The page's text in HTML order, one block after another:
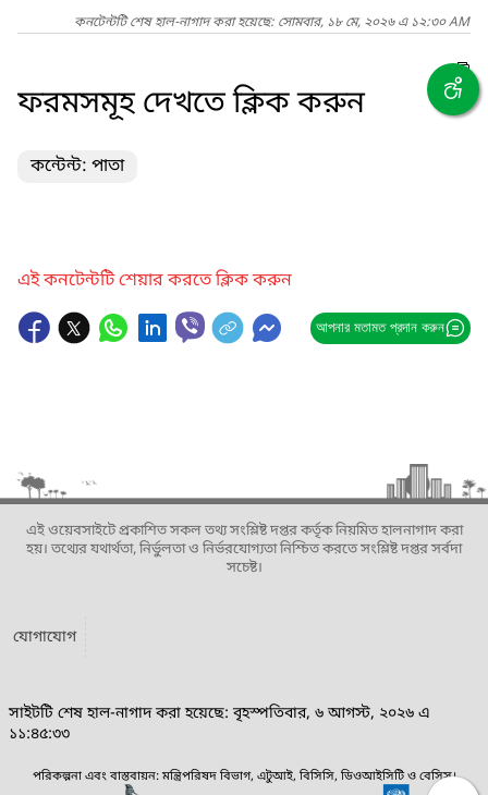
কনটেন্টটি শেষ হাল-নাগাদ করা হয়েছে: সোমবার, ১৮ মে, ২০২৬ এ ১২:৩০ AM
ফরমসমূহ দেখতে ক্লিক করুন
কন্টেন্ট: পাতা
এই কনটেন্টটি শেয়ার করতে ক্লিক করুন
আপনার মতামত প্রদান করুন
এই ওয়েবসাইটে প্রকাশিত সকল তথ্য সংশ্লিষ্ট দপ্তর কর্তৃক নিয়মিত হালনাগাদ করা
হয়। তথ্যের যথার্থতা, নির্ভুলতা ও নির্ভরযোগ্যতা নিশ্চিত করতে সংশ্লিষ্ট দপ্তর সর্বদা
সচেষ্ট।
যোগাযোগ
সাইটটি শেষ হাল-নাগাদ করা হয়েছে: বৃহস্পতিবার, ৬ আগস্ট, ২০২৬ এ
১১:৪৫:৩৩
পরিকল্পনা এবং বাস্তবায়ন: মন্ত্রিপরিষদ বিভাগ, এটুআই, বিসিসি, ডিওআইসিটি ও বেসিস।